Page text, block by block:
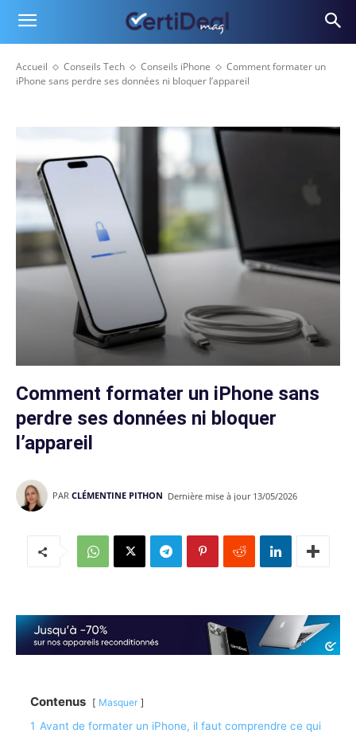
Accueil Conseils Tech Conseils iPhone
Comment formater un
iPhone sans perdre ses données ni bloquer l’appareil
Comment formater un iPhone sans
perdre ses données ni bloquer
l’appareil
PAR CLÉMENTINE PITHON Dernière mise à jour 13/05/2026
Contenus Masquer
1 Avant de formater un iPhone, il faut comprendre ce qui